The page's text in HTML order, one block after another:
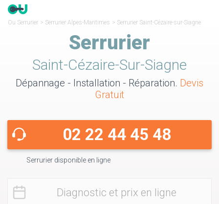
Ou Serrurier > Serrurier Alpes-Maritimes > Serrurier Saint-Cézaire-sur-Siagne
Serrurier
Saint-Cézaire-Sur-Siagne
Dépannage - Installation - Réparation. Devis
Gratuit
02 22 44 45 48
Serrurier disponible en ligne
Diagnostic et prix en ligne